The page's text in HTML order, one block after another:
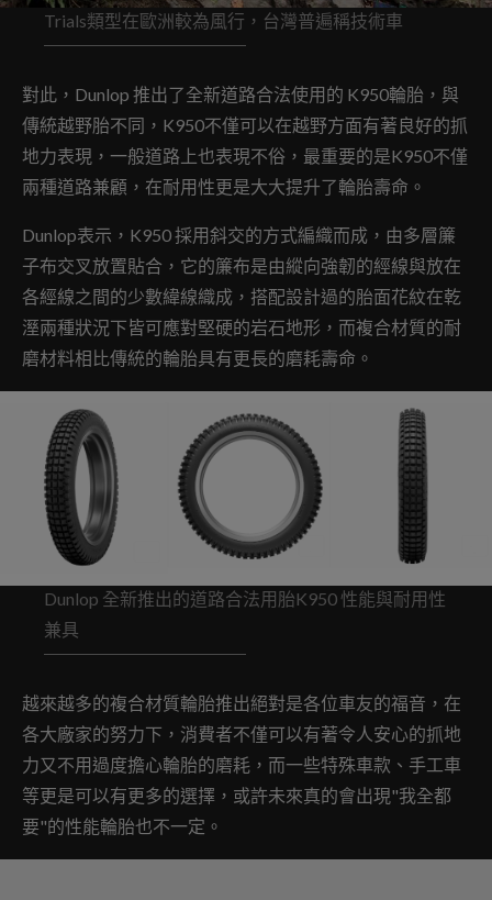
Trials類型在歐洲較為風行，台灣普遍稱技術車
對此，Dunlop 推出了全新道路合法使用的 K950輪胎，與
傳統越野胎不同，K950不僅可以在越野方面有著良好的抓
地力表現，一般道路上也表現不俗，最重要的是K950不僅
兩種道路兼顧，在耐用性更是大大提升了輪胎壽命。
Dunlop表示，K950 採用斜交的方式編織而成，由多層簾
子布交叉放置貼合，它的簾布是由縱向強韌的經線與放在
各經線之間的少數緯線織成，搭配設計過的胎面花紋在乾
溼兩種狀況下皆可應對堅硬的岩石地形，而複合材質的耐
磨材料相比傳統的輪胎具有更長的磨耗壽命。
Dunlop 全新推出的道路合法用胎K950 性能與耐用性
兼具
越來越多的複合材質輪胎推出絕對是各位車友的福音，在
各大廠家的努力下，消費者不僅可以有著令人安心的抓地
力又不用過度擔心輪胎的磨耗，而一些特殊車款、手工車
等更是可以有更多的選擇，或許未來真的會出現"我全都
要"的性能輪胎也不一定。